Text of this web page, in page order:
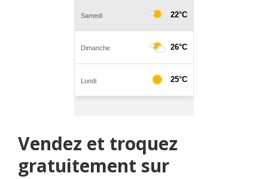
Vendez et troquez
gratuitement sur